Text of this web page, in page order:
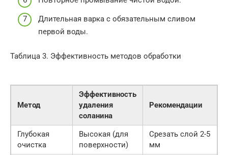
Длительная варка с обязательным сливом
первой воды.
Таблица 3. Эффективность методов обработки
Метод
Эффективность
удаления
соланина
Рекомендации
Глубокая
очистка
Высокая (для
поверхности)
Срезать слой 2-5
мм